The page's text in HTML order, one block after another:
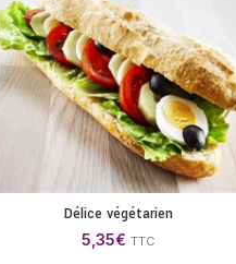
AJOUTER AU PANIER
Délice végétarien
5,35€ TTC